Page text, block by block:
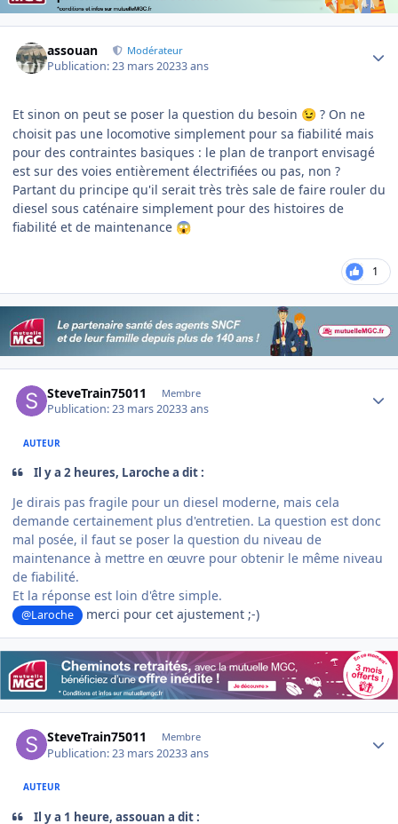
assouan Modérateur
Publication:23 mars 20233 ans
Et sinon on peut se poser la question du besoin 😉 ? On ne
choisit pas une locomotive simplement pour sa fiabilité mais
pour des contraintes basiques : le plan de tranport envisagé
est sur des voies entièrement électrifiées ou pas, non ?
Partant du principe qu'il serait très très sale de faire rouler du
diesel sous caténaire simplement pour des histoires de
fiabilité et de maintenance 😱
1
SteveTrain75011 Membre
Publication:23 mars 20233 ans
AUTEUR
Il y a 2 heures, Laroche a dit :
Je dirais pas fragile pour un diesel moderne, mais cela
demande certainement plus d'entretien. La question est donc
mal posée, il faut se poser la question du niveau de
maintenance à mettre en œuvre pour obtenir le même niveau
de fiabilité.
Et la réponse est loin d'être simple.
@Laroche merci pour cet ajustement ;-)
SteveTrain75011 Membre
Publication:23 mars 20233 ans
AUTEUR
Il y a 1 heure, assouan a dit :